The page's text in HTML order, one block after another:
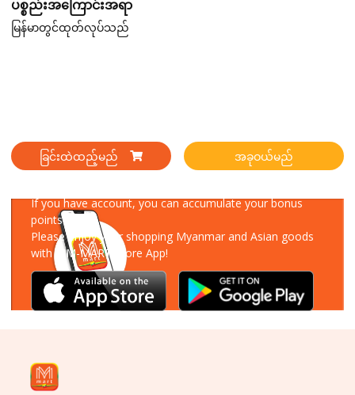
ပစ္စည်းအကြောင်းအရာ
မြန်မာတွင်ထုတ်လုပ်သည်
ခြင်းထဲထည့်မည် အခုဝယ်မည်
If you have account, you can accumulate your bonus
points!
Please enjoy your shopping Myanmar and Asian goods
with MM-MART Store App!